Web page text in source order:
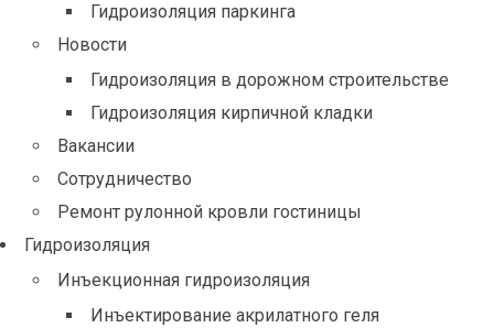
Гидроизоляция паркинга
Новости
Гидроизоляция в дорожном строительстве
Гидроизоляция кирпичной кладки
Вакансии
Сотрудничество
Ремонт рулонной кровли гостиницы
Гидроизоляция
Инъекционная гидроизоляция
Инъектирование акрилатного геля